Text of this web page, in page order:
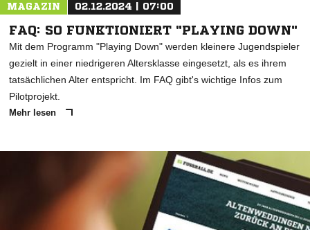
MAGAZIN 02.12.2024 | 07:00
FAQ: SO FUNKTIONIERT "PLAYING DOWN"
Mit dem Programm "Playing Down" werden kleinere Jugendspieler
gezielt in einer niedrigeren Altersklasse eingesetzt, als es ihrem
tatsächlichen Alter entspricht. Im FAQ gibt's wichtige Infos zum
Pilotprojekt.
Mehr lesen